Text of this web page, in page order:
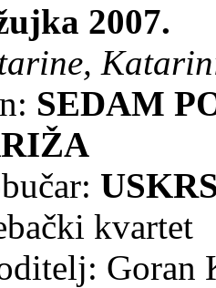
2007.
SEDAM
kvartet
Goran